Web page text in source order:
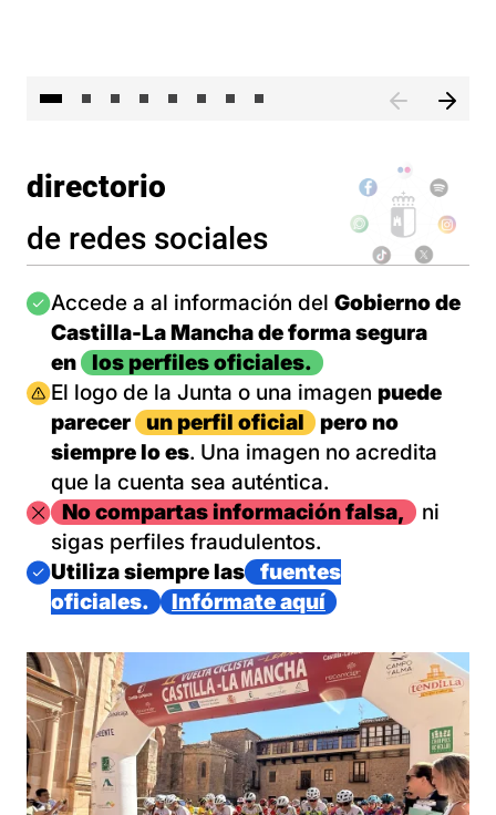
directorio
de redes sociales
Imagen
Accede a al información del Gobierno de
Castilla-La Mancha de forma segura
en
los perfiles oficiales.
Imagen
El logo de la Junta o una imagen puede
parecer
un perfil oficial
pero no
siempre lo es. Una imagen no acredita
que la cuenta sea auténtica.
ImagenNo compartas información falsa,
ni
sigas perfiles fraudulentos.
Imagen
Utiliza siempre las
fuentes
oficiales.
Infórmate aquí